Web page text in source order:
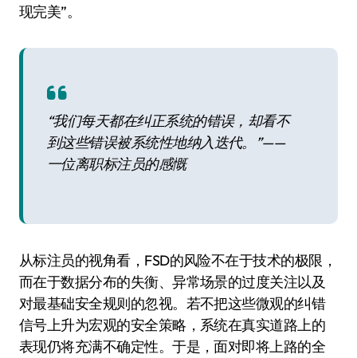
现完美”。
“我们每天都在纠正系统的错误，却看不
到这些错误被系统性地纳入迭代。”——
一位离职标注员的感慨
从标注员的视角看，FSD的风险不在于技术的极限，
而在于数据分布的失衡、异常场景的过度关注以及
对最基础安全规则的忽视。若不把这些微观的纠错
信号上升为宏观的安全策略，系统在真实道路上的
表现仍将充满不确定性。于是，面对即将上路的全